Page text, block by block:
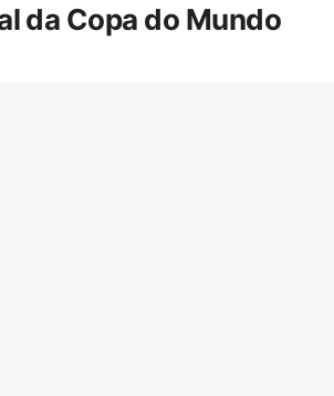
da Copa do Mundo